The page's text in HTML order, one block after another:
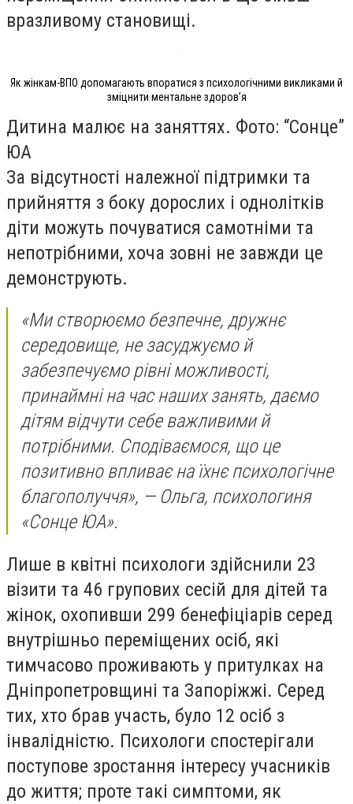
вразливому становищі.
Як жінкам-ВПО допомагають впоратися з психологічними викликами й
зміцнити ментальне здоровʼя
Дитина малює на заняттях. Фото: “Сонце”
ЮА
За відсутності належної підтримки та
прийняття з боку дорослих і однолітків
діти можуть почуватися самотніми та
непотрібними, хоча зовні не завжди це
демонструють.
«Ми створюємо безпечне, дружнє
середовище, не засуджуємо й
забезпечуємо рівні можливості,
принаймні на час наших занять, даємо
дітям відчути себе важливими й
потрібними. Сподіваємося, що це
позитивно впливає на їхнє психологічне
благополуччя», — Ольга, психологиня
«Сонце ЮА».
Лише в квітні психологи здійснили 23
візити та 46 групових сесій для дітей та
жінок, охопивши 299 бенефіціарів серед
внутрішньо переміщених осіб, які
тимчасово проживають у притулках на
Дніпропетровщині та Запоріжжі. Серед
тих, хто брав участь, було 12 осіб з
інвалідністю. Психологи спостерігали
поступове зростання інтересу учасників
до життя; проте такі симптоми, як